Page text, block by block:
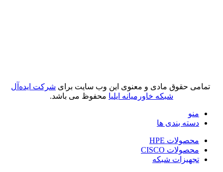
تمامی حقوق مادی و معنوی این وب سایت برای شرکت ایده‌آل
شبکه خاورمیانه ایلیا محفوظ می باشد.
منو
دسته بندی ها
محصولات HPE
محصولات CISCO
تجهیزات شبکه